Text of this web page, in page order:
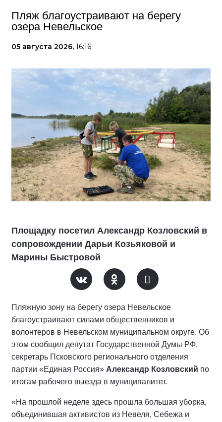
Пляж благоустраивают на берегу
озера Невельское
05 августа 2026, 16:16
Площадку посетил Александр Козловский в
сопровождении Дарьи Козьяковой и
Марины Быстровой
Пляжную зону на берегу озера Невельское
благоустраивают силами общественников и
волонтеров в Невельском муниципальном округе. Об
этом сообщил депутат Государственной Думы РФ,
секретарь Псковского регионального отделения
партии «Единая Россия» Александр Козловский по
итогам рабочего выезда в муниципалитет.
«На прошлой неделе здесь прошла большая уборка,
объединившая активистов из Невеля, Себежа и